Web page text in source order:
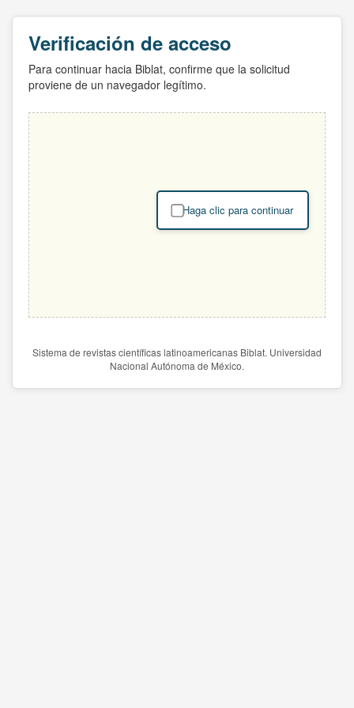
Verificación de acceso
Para continuar hacia Biblat, confirme que la solicitud
proviene de un navegador legítimo.
Haga clic para continuar
Sistema de revistas científicas latinoamericanas Biblat. Universidad
Nacional Autónoma de México.